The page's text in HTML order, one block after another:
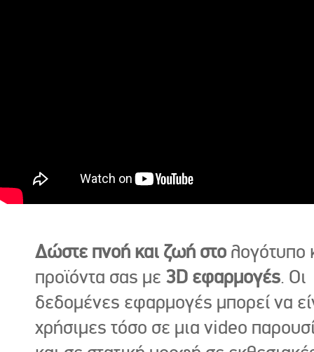
Δώστε πνοή και ζωή στο λογότυπο
προϊόντα σας με 3D εφαρμογές. Οι
δεδομένες εφαρμογές μπορεί να
χρήσιμες τόσο σε μια video